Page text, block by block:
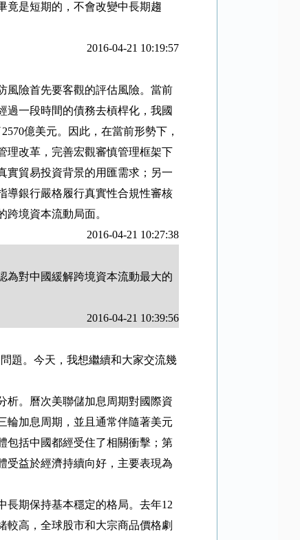
竟是短期的，不會改變中長期趨
2016-04-21 10:19:57
風險首先要客觀的評估風險。當前
過一段時間的債務去槓桿化，我國
2570億美元。因此，在當前形勢下，
理改革，完善宏觀審慎管理框架下
實貿易投資背景的用匯需求；另一
導銀行嚴格履行真實性合規性審核
境資本流動局面。
2016-04-21 10:27:38
為對中國緩解跨境資本流動最大的
2016-04-21 10:39:56
題。今天，我想繼續和大家交流幾
析。曆次美聯儲加息周期對國際資
輪加息周期，並且通常伴隨著美元
包括中國都經受住了相關衝擊；第
受益於經濟持續向好，主要表現為
長期保持基本穩定的格局。去年12
較高，全球股市和大宗商品價格劇